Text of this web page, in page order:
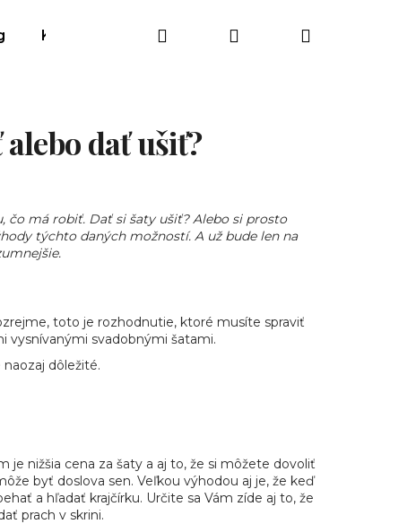
Kontakty Rezervácia termínu
Hľadať PrihlásenieNákupný
dať ušiť?
čo má robiť. Dať si šaty ušiť? Alebo si prosto
týchto daných možností. A už bude len na
toto je rozhodnutie, ktoré musíte spraviť
vysnívanými svadobnými šatami.
dôležité.
nižšia cena za šaty a aj to, že si môžete dovoliť
byť doslova sen. Veľkou výhodou aj je, že keď
a hľadať krajčírku. Určite sa Vám zíde aj to, že
prach v skrini.